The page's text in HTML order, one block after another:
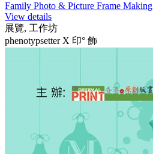
Family Photo & Picture Frame Making
View details
展覽, 工作坊
phenotypsetter X 印° 飾